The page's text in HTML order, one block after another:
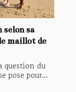
sa
maillot de
question du
pose pour...